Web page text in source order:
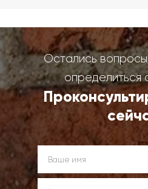
Остались
определиться